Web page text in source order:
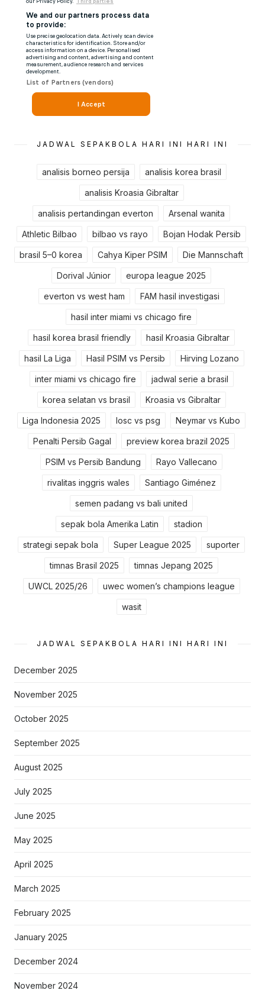
JADWAL SEPAKBOLA HARI INI HARI INI
analisis borneo persija analisis korea brasil
analisis Kroasia Gibraltar
analisis pertandingan everton Arsenal wanita
Athletic Bilbao bilbao vs rayo Bojan Hodak Persib
brasil 5–0 korea Cahya Kiper PSIM Die Mannschaft
Dorival Júnior europa league 2025
everton vs west ham FAM hasil investigasi
hasil inter miami vs chicago fire
hasil korea brasil friendly hasil Kroasia Gibraltar
hasil La Liga Hasil PSIM vs Persib Hirving Lozano
inter miami vs chicago fire jadwal serie a brasil
korea selatan vs brasil Kroasia vs Gibraltar
Liga Indonesia 2025 losc vs psg Neymar vs Kubo
Penalti Persib Gagal preview korea brazil 2025
PSIM vs Persib Bandung Rayo Vallecano
rivalitas inggris wales Santiago Giménez
semen padang vs bali united
sepak bola Amerika Latin stadion
strategi sepak bola Super League 2025 suporter
timnas Brasil 2025 timnas Jepang 2025
UWCL 2025/26 uwec women’s champions league
wasit
JADWAL SEPAKBOLA HARI INI HARI INI
December 2025
November 2025
October 2025
September 2025
August 2025
July 2025
June 2025
May 2025
April 2025
March 2025
February 2025
January 2025
December 2024
November 2024